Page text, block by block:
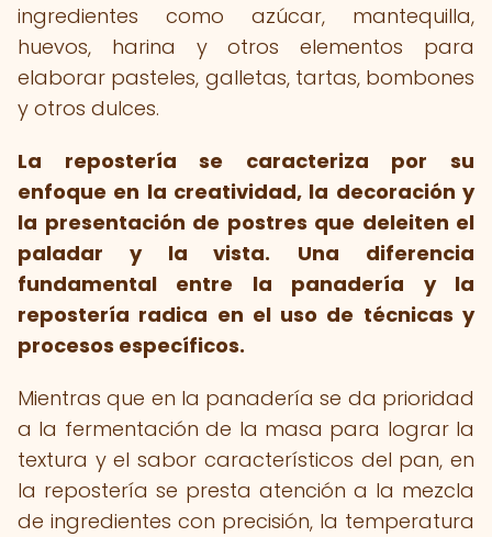
ingredientes como azúcar, mantequilla,
huevos, harina y otros elementos para
elaborar pasteles, galletas, tartas, bombones
y otros dulces.
La repostería se caracteriza por su
enfoque en la creatividad, la decoración y
la presentación de postres que deleiten el
paladar y la vista.
Una diferencia
fundamental entre la panadería y la
repostería radica en el uso de técnicas y
procesos específicos.
Mientras que en la panadería se da prioridad
a la fermentación de la masa para lograr la
textura y el sabor característicos del pan, en
la repostería se presta atención a la mezcla
de ingredientes con precisión, la temperatura